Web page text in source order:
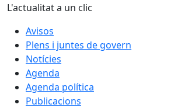
L'actualitat a un clic
Avisos
Plens i juntes de govern
Notícies
Agenda
Agenda política
Publicacions